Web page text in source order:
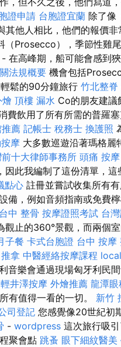
證申請 台胞證宜蘭 除了像
其他人相比，他們的報價
（Prosecco），季節性雞
- 在高峰期，船可能會感到
法規概要 機會包括
鬆的90分鐘旅行 竹北整脊
燴 頂樓 漏水 Co的朋友建議
費飲用了所有所需的普羅
薦 記帳士 稅務士 換護照
摩 大多數巡遊沿著瑪格麗
前十大律師事務所 頭痛 按摩
此我編制了這份清單，這
點心 註冊並嘗試收集所有
備，例如音頻指南或免費
台中 整骨 按摩證照考試 台
止的360°景觀，而兩個
子餐 卡式台胞證 台中 按摩
拿 中醫經絡按摩課程
音樂會通過現場匈牙利民
井澤按摩 外燴推薦 龍潭眼
有值得一看的一切。 新竹
司登記 您感覺像20世紀初
- wordpress 這次旅行吸
聚會點 跳蚤 眼下細紋醫美